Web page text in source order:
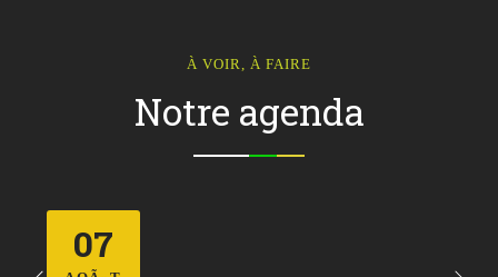
À VOIR, À FAIRE
Notre agenda
07